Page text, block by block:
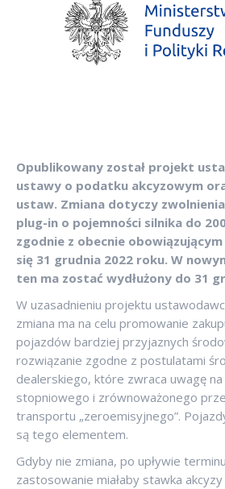
Opublikowany został projekt
ustawy o podatku akcyzowym
ustaw. Zmiana dotyczy
plug-in o pojemności silnika do
zgodnie z obecnie
się 31 grudnia 2022 roku. W
ten ma zostać wydłużony do 31
W uzasadnieniu projektu
zmiana ma na celu promowanie
pojazdów bardziej przyjaznych
rozwiązanie zgodne z postulatami
dealerskiego, które zwraca uwagę
stopniowego i zrównoważonego
transportu „zeroemisyjnego”.
są tego elementem.
Gdyby nie zmiana, po upływie
zastosowanie miałaby stawka